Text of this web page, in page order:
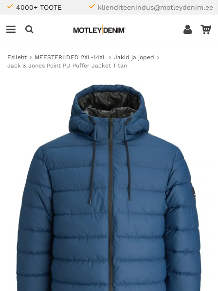
4000+ TOOTE klienditeenindus@motleydenim.ee
Esileht MEESTERIIDED 2XL-14XL
Jakid ja joped
Jack & Jones Point PU Puffer Jacket Titan